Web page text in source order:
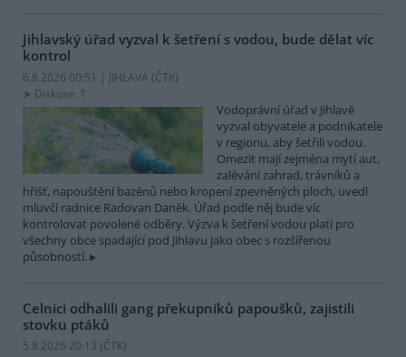
Jihlavský úřad vyzval k šetření s vodou, bude dělat víc
kontrol
6.8.2026 00:51 | JIHLAVA (ČTK)
Diskuse: 1
Vodoprávní úřad v Jihlavě
vyzval obyvatele a podnikatele
v regionu, aby šetřili vodou.
Omezit mají zejména mytí aut,
zalévání zahrad, trávníků a
hřišť, napouštění bazénů nebo kropení zpevněných ploch, uvedl
mluvčí radnice Radovan Daněk. Úřad podle něj bude víc
kontrolovat povolené odběry. Výzva k šetření vodou platí pro
všechny obce spadající pod Jihlavu jako obec s rozšířenou
působností.
Celníci odhalili gang překupníků papoušků, zajistili
stovku ptáků
5.8.2026 20:13 (ČTK)